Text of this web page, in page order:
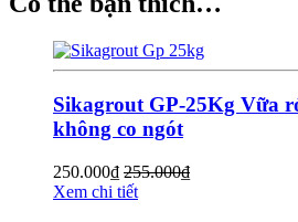
Sikagrout GP-25Kg Vữa
không co ngót
250.000₫ 255.000₫
Xem chi tiết